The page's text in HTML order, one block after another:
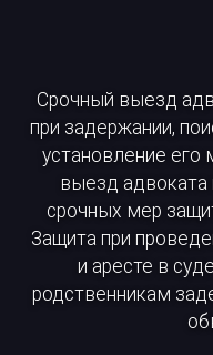
Срочный выезд
при задержании,
установление
выезд
срочных мер
Защита при
и аресте в
родственникам